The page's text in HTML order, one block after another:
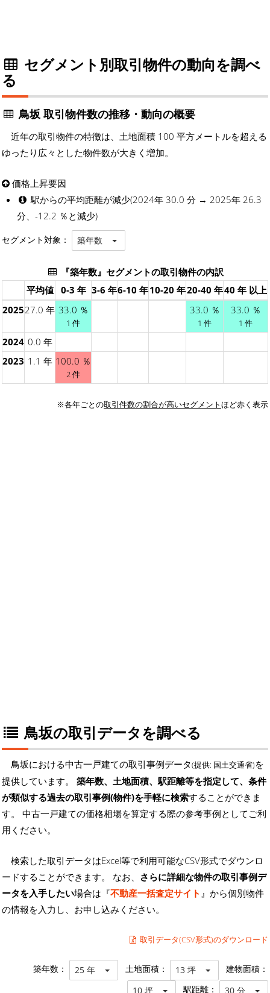
セグメント別取引物件の動向を調べ
る
鳥坂 取引物件数の推移・動向の概要
近年の取引物件の特徴は、土地面積 100 平方メートルを超える
ゆったり広々とした物件数が大きく増加。
価格上昇要因
駅からの平均距離が減少(2024年 30.0 分 → 2025年 26.3
分、-12.2 ％と減少)
セグメント対象： 築年数
『築年数』セグメントの取引物件の内訳
平均値
0-3 年 3-6 年6-10 年10-20 年20-40 年40 年 以上
202527.0 年 33.0 ％
1 件
33.0 ％
1 件
33.0 ％
1 件
2024 0.0 年
2023 1.1 年 100.0 ％
2 件
※各年ごとの取引件数の割合が高いセグメントほど赤く表示
鳥坂の取引データを調べる
鳥坂における中古一戸建ての取引事例データ(提供: 国土交通省)を
提供しています。 築年数、土地面積、駅距離等を指定して、条件
が類似する過去の取引事例(物件)を手軽に検索することができま
す。 中古一戸建ての価格相場を算定する際の参考事例としてご利
用ください。
検索した取引データはExcel等で利用可能なCSV形式でダウンロ
ードすることができます。 なお、 さらに詳細な物件の取引事例デ
ータを入手したい場合は『不動産一括査定サイト 』から個別物件
の情報を入力し、お申し込みください。
取引データ(CSV形式)のダウンロード
築年数： 25 年 土地面積： 13 坪 建物面積：
10 坪 駅距離： 30 分